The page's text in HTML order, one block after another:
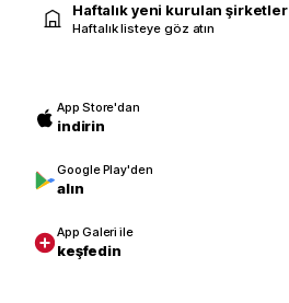
Haftalık yeni kurulan şirketler
Haftalık listeye göz atın
App Store'dan
indirin
Google Play'den
alın
App Galeri ile
keşfedin